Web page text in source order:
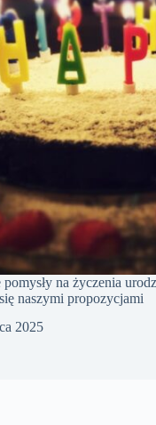
na życzenia
naszymi propozycjami
2025